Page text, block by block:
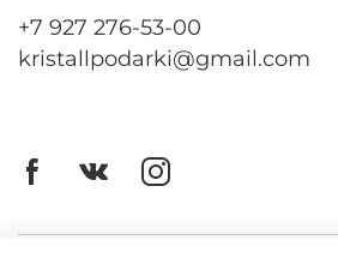
+7 927 276-53-00
kristallpodarki@gmail.com